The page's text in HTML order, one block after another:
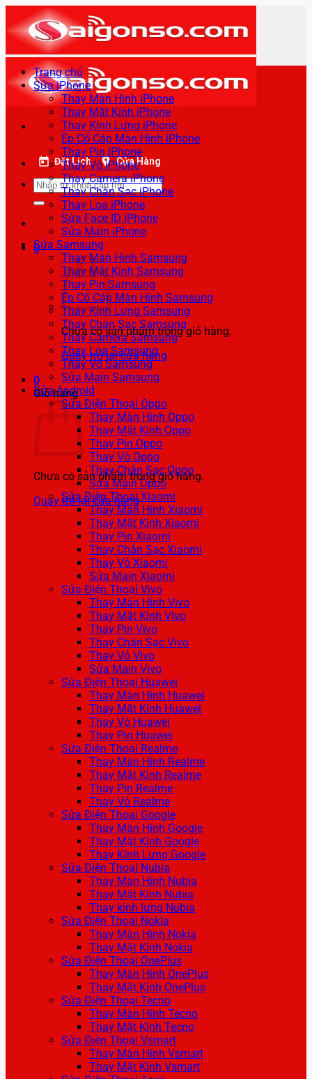
qua
nội
dung
Đặt Lịch Cửa Hàng
Tìm
kiếm:
0
Chưa có sản phẩm trong giỏ hàng.
Quay trở lại cửa hàng
0
Giỏ hàng
Chưa có sản phẩm trong giỏ hàng.
Quay trở lại cửa hàng
Trang chủ
Sửa iPhone
Thay Màn Hình iPhone
Thay Mặt Kính iPhone
Thay Kính Lưng iPhone
Ép Cổ Cáp Màn Hình iPhone
Thay Pin iPhone
Thay Vỏ iPhone
Thay Camera iPhone
Thay Chân Sạc iPhone
Thay Loa iPhone
Sửa Face ID iPhone
Sửa Main iPhone
Sửa Samsung
Thay Màn Hình Samsung
Thay Mặt Kính Samsung
Thay Pin Samsung
Ép Cổ Cáp Màn Hình Samsung
Thay Kính Lưng Samsung
Thay Chân Sạc Samsung
Thay Camera Samsung
Thay Loa Samsung
Thay Vỏ Samsung
Sửa Main Samsung
Sửa Android
Sửa Điện Thoại Oppo
Thay Màn Hình Oppo
Thay Mặt Kính Oppo
Thay Pin Oppo
Thay Vỏ Oppo
Thay Chân Sạc Oppo
Sửa Main Oppo
Sửa Điện Thoại Xiaomi
Thay Màn Hình Xiaomi
Thay Mặt Kính Xiaomi
Thay Pin Xiaomi
Thay Chân Sạc Xiaomi
Thay Vỏ Xiaomi
Sửa Main Xiaomi
Sửa Điện Thoại Vivo
Thay Màn Hình Vivo
Thay Mặt Kính Vivo
Thay Pin Vivo
Thay Chân Sạc Vivo
Thay Vỏ Vivo
Sửa Main Vivo
Sửa Điện Thoại Huawei
Thay Màn Hình Huawei
Thay Mặt Kính Huawei
Thay Vỏ Huawei
Thay Pin Huawei
Sửa Điện Thoại Realme
Thay Màn Hình Realme
Thay Mặt Kính Realme
Thay Pin Realme
Thay Vỏ Realme
Sửa Điện Thoại Google
Thay Màn Hình Google
Thay Mặt Kính Google
Thay Kính Lưng Google
Sửa Điện Thoại Nubia
Thay Màn Hình Nubia
Thay Mặt Kính Nubia
Thay kính lưng Nubia
Sửa Điện Thoại Nokia
Thay Màn Hình Nokia
Thay Mặt Kính Nokia
Sửa Điện Thoại OnePlus
Thay Màn Hình OnePlus
Thay Mặt Kính OnePlus
Sửa Điện Thoại Tecno
Thay Màn Hình Tecno
Thay Mặt Kính Tecno
Sửa Điện Thoại Vsmart
Thay Màn Hình Vsmart
Thay Mặt Kính Vsmart